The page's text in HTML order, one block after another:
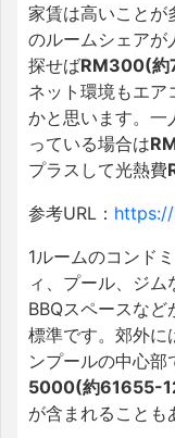
家賃は高いことが
のルームシェアが
探せばRM300(
ネット環境もエア
かと思います。一
っている場合は
プラスして光熱費
参考URL：
1ルームのコンド
ィ、プール、ジム
BBQスペースな
標準です。郊外に
ンプールの中心部
5000(約61655-
が含まれることも